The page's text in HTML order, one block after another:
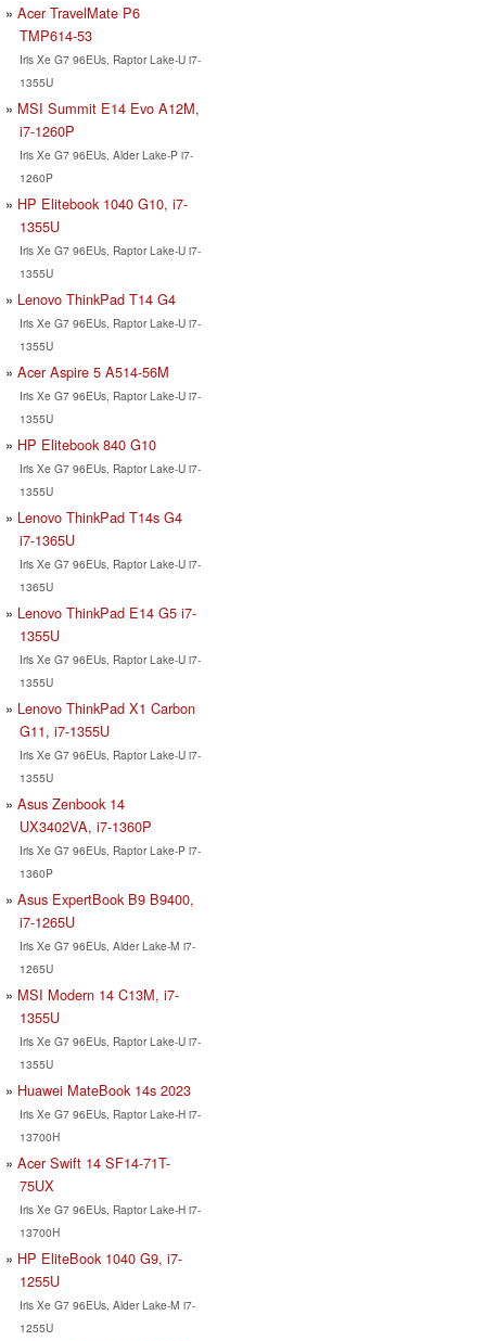
Acer TravelMate P6
TMP614-53
Iris Xe G7 96EUs, Raptor Lake-U i7-
1355U
MSI Summit E14 Evo A12M,
i7-1260P
Iris Xe G7 96EUs, Alder Lake-P i7-
1260P
HP Elitebook 1040 G10, i7-
1355U
Iris Xe G7 96EUs, Raptor Lake-U i7-
1355U
Lenovo ThinkPad T14 G4
Iris Xe G7 96EUs, Raptor Lake-U i7-
1355U
Acer Aspire 5 A514-56M
Iris Xe G7 96EUs, Raptor Lake-U i7-
1355U
HP Elitebook 840 G10
Iris Xe G7 96EUs, Raptor Lake-U i7-
1355U
Lenovo ThinkPad T14s G4
i7-1365U
Iris Xe G7 96EUs, Raptor Lake-U i7-
1365U
Lenovo ThinkPad E14 G5 i7-
1355U
Iris Xe G7 96EUs, Raptor Lake-U i7-
1355U
Lenovo ThinkPad X1 Carbon
G11, i7-1355U
Iris Xe G7 96EUs, Raptor Lake-U i7-
1355U
Asus Zenbook 14
UX3402VA, i7-1360P
Iris Xe G7 96EUs, Raptor Lake-P i7-
1360P
Asus ExpertBook B9 B9400,
i7-1265U
Iris Xe G7 96EUs, Alder Lake-M i7-
1265U
MSI Modern 14 C13M, i7-
1355U
Iris Xe G7 96EUs, Raptor Lake-U i7-
1355U
Huawei MateBook 14s 2023
Iris Xe G7 96EUs, Raptor Lake-H i7-
13700H
Acer Swift 14 SF14-71T-
75UX
Iris Xe G7 96EUs, Raptor Lake-H i7-
13700H
HP EliteBook 1040 G9, i7-
1255U
Iris Xe G7 96EUs, Alder Lake-M i7-
1255U